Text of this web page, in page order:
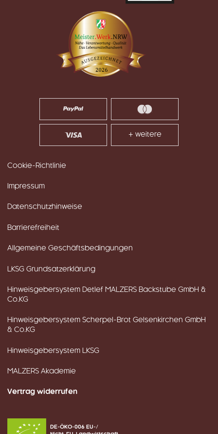
+ weitere
Cookie-Richtlinie
Impressum
Datenschutzhinweise
Barrierefreiheit
Allgemeine Geschäftsbedingungen
LKSG Grundsatzerklärung
Hinweisgebersystem Detlef MALZERS Backstube GmbH &
Co.KG
Hinweisgebersystem Scherpel-Brot Gelsenkirchen GmbH
& Co.KG
Hinweisgebersystem LKSG
MALZERS Akademie
Vertrag widerrufen
DE-ÖKO-006 EU-/